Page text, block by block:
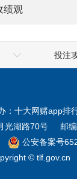
绩观
投注
新
宁夏
：十大网赌app排
光湖路70号
邮
公安备案号
© tlf.gov.cn